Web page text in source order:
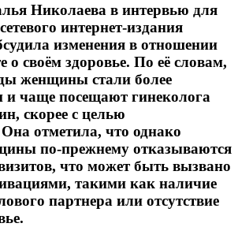
Николаева в интервью для
интернет-издания
изменения в отношении
о своём здоровье. По её словам,
женщины стали более
и чаще посещают гинеколога
скорее с целью
отметила, что однако
по-прежнему отказываются
что может быть вызвано
такими как наличие
партнера или отсутствие